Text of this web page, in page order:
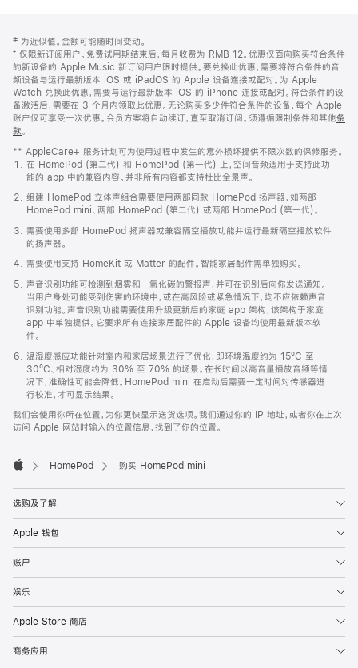
页
页
脚
注
‡ 为近似值。金额可能随时间变动。
⁺ 仅限新订阅用户。免费试用期结束后，每月收费为 RMB 12。优惠仅面向购买符合条件
的新设备的 Apple Music 新订阅用户限时提供。要兑换此优惠，需要将符合条件的音
频设备与运行最新版本 iOS 或 iPadOS 的 Apple 设备连接或配对。为 Apple
Watch 兑换此优惠，需要与运行最新版本 iOS 的 iPhone 连接或配对。符合条件的设
备激活后，需要在 3 个月内领取此优惠。无论购买多少件符合条件的设备，每个 Apple
账户仅可享受一次优惠。会员方案将自动续订，直至取消订阅。须遵循限制条件和其他条
款。
窗
口
中
打
开)
** AppleCare+ 服务计划可为使用过程中发生的意外损坏提供不限次数的保修服务。
在 HomePod (第二代) 和 HomePod (第一代) 上，空间音频适用于支持此功
能的 app 中的兼容内容。并非所有内容都支持杜比全景声。
组建 HomePod 立体声组合需要使用两部同款 HomePod 扬声器，如两部
HomePod mini、两部 HomePod (第二代) 或两部 HomePod (第一代)。
需要使用多部 HomePod 扬声器或兼容隔空播放功能并运行最新隔空播放软件
的扬声器。
需要使用支持 HomeKit 或 Matter 的配件。智能家居配件需单独购买。
声音识别功能可检测到烟雾和一氧化碳的警报声，并可在识别后向你发送通知。
当用户身处可能受到伤害的环境中，或在高风险或紧急情况下，均不应依赖声音
识别功能。声音识别功能需要使用升级更新后的家庭 app 架构，该架构于家庭
app 中单独提供。它要求所有连接家居配件的 Apple 设备均使用最新版本软
件。
温湿度感应功能针对室内和家居场景进行了优化，即环境温度约为 15ºC 至
30ºC、相对湿度约为 30% 至 70% 的场景。在长时间以高音量播放音频等情
况下，准确性可能会降低。HomePod mini 在启动后需要一定时间对传感器进
行校准，才可显示结果。
我们会使用你所在位置，为你更快显示送货选项。我们通过你的 IP 地址，或者你在上次
访问 Apple 网站时输入的位置信息，找到了你的位置。
HomePod 购买 HomePod mini
选购及了解
Apple 钱包
账户
娱乐
Apple Store 商店
商务应用